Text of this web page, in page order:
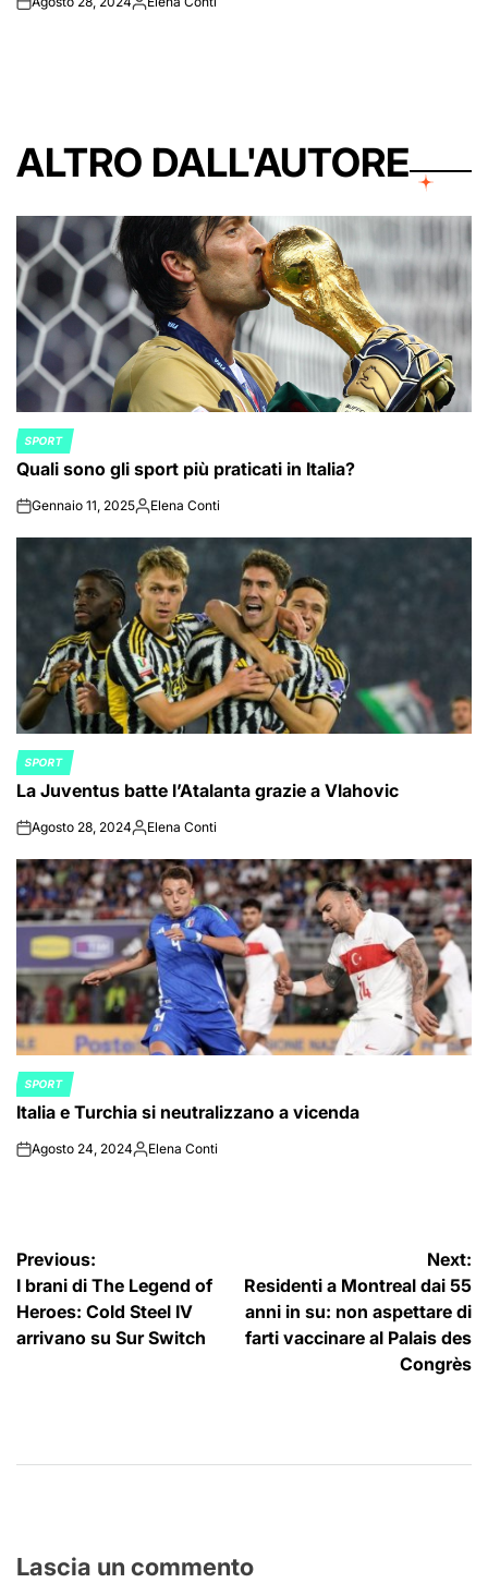
on
Posted
ALTRO DALL'AUTORE
POSTED
IN
SPORT
Quali sono gli sport più praticati in Italia?
onGennaio 11, 2025Posted
Elena Conti
POSTED
IN
SPORT
La Juventus batte l’Atalanta grazie a Vlahovic
onAgosto 28, 2024Posted
Elena Conti
POSTED
IN
SPORT
Italia e Turchia si neutralizzano a vicenda
onAgosto 24, 2024Posted
Elena Conti
Navigazione
articoli
Previous:
I brani di The Legend of
Heroes: Cold Steel IV
arrivano su Sur Switch
Next:
Residenti a Montreal dai 55
anni in su: non aspettare di
farti vaccinare al Palais des
Congrès
Lascia un commento